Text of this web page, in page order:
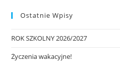
Ostatnie Wpisy
ROK SZKOLNY 2026/2027
Życzenia wakacyjne!